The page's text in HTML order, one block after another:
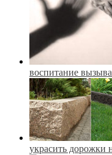
воспитание
украсить дорожки